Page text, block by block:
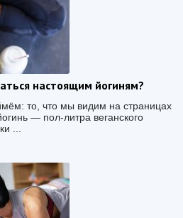
настоящим йогиням?
то, что мы видим на страницах
— пол-литра веганского
...